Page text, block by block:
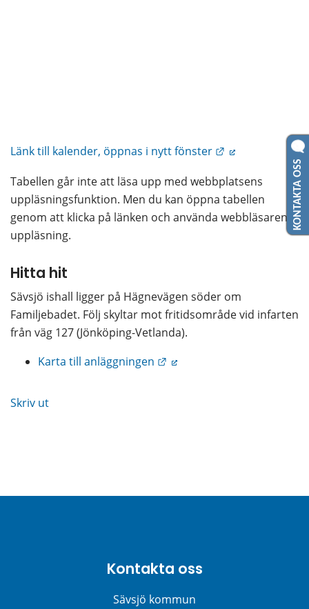
Länk till kalender, öppnas i nytt fönster Länk till annan
Tabellen går inte att läsa upp med webbplatsens
uppläsningsfunktion. Men du kan öppna tabellen
genom att klicka på länken och använda webbläsarens
uppläsning.
Hitta hit
Sävsjö ishall ligger på Hägnevägen söder om
Familjebadet. Följ skyltar mot fritidsområde vid infarten
från väg 127 (Jönköping-Vetlanda).
Karta till anläggningen
Länk till annan webbplats.
Skriv ut
Kontakta oss
Sävsjö kommun
KONTAKTA OSS